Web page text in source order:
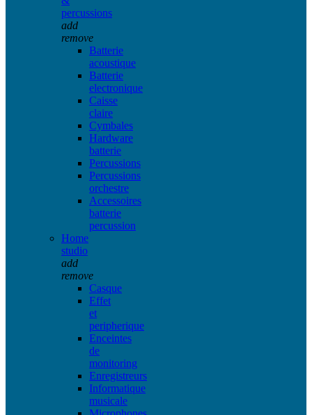
percussions
add
remove
Batterie
acoustique
Batterie
electronique
Caisse
claire
Cymbales
Hardware
batterie
Percussions
Percussions
orchestre
Accessoires
batterie
percussion
Home
studio
add
remove
Casque
Effet
et
peripherique
Enceintes
de
monitoring
Enregistreurs
Informatique
musicale